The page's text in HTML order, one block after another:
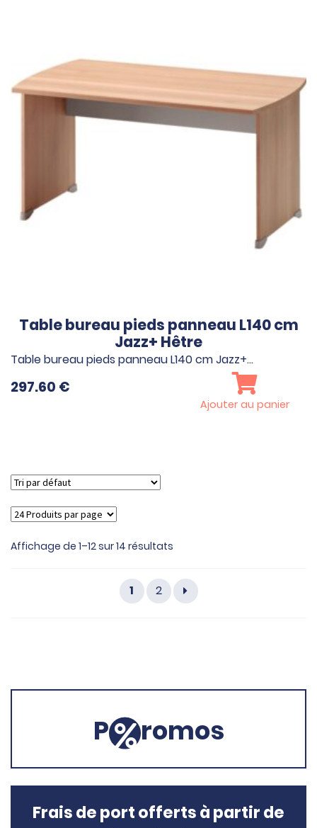
Table bureau pieds panneau L140 cm
Jazz+ Hêtre
Table bureau pieds panneau L140 cm Jazz+…
297.60 €
Ajouter au panier
Affichage de 1–12 sur 14 résultats
1 2
P romos
Frais de port offerts à partir de